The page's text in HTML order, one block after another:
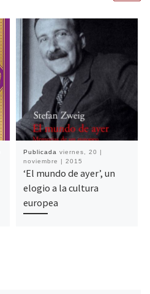
Publicada viernes, 20 |
noviembre | 2015
‘El mundo de ayer’, un
elogio a la cultura
europea